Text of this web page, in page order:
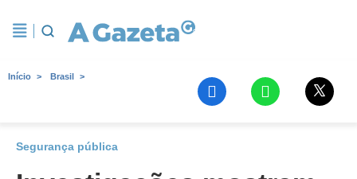
Início Brasil
Segurança pública